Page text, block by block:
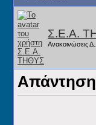
Σ.Ε.Α.
Ανακοινώσεις